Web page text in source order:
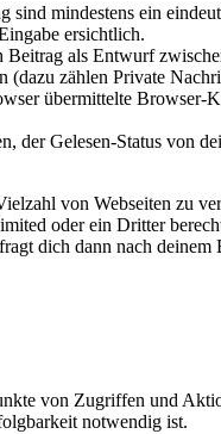
mindestens ein
ersichtlich.
als Entwurf
zählen Private
übermittelte Browser-
der Gelesen-Status von
von Webseiten zu
oder ein Dritter
dich dann nach deinem
von Zugriffen und
notwendig ist.